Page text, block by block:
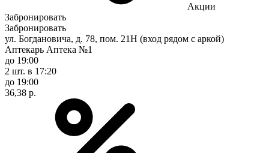
Акции
Забронировать
Забронировать
ул. Богдановича, д. 78, пом. 21Н (вход рядом с аркой)
Аптекарь Аптека №1
до 19:00
2 шт. в 17:20
до 19:00
36,38 р.